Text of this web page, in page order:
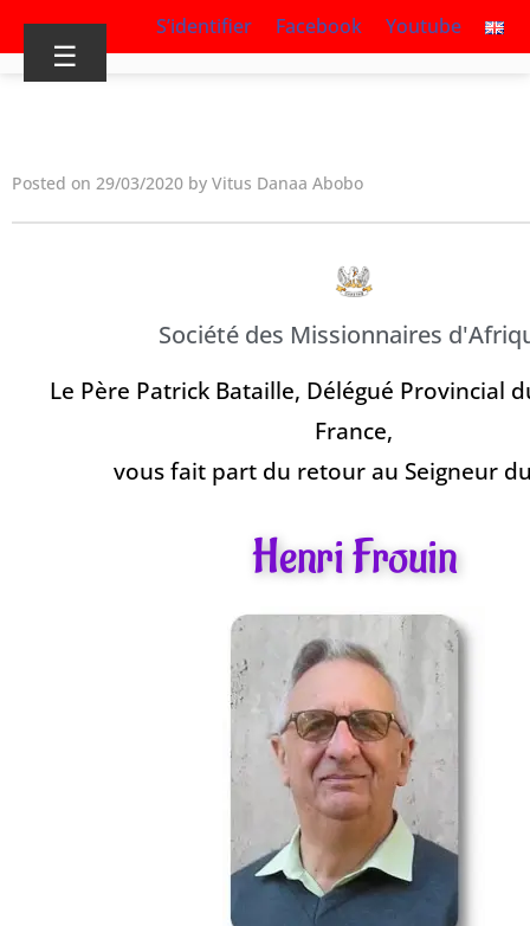
S’identifier Facebook Youtube
☰
Posted on 29/03/2020 by Vitus Danaa Abobo
Société des Missionnaires
Le Père Patrick Bataille, Délégué Provincial
France,
vous fait part du retour au Seigneur
Henri Frouin